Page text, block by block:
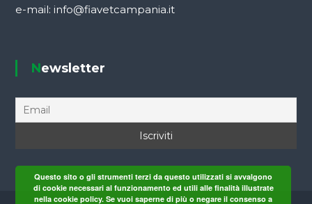
c
o
e-mail: info@fiavetcampania.it
Newsletter
Questo sito o gli strumenti terzi da questo utilizzati si avvalgono
di cookie necessari al funzionamento ed utili alle finalità illustrate
nella cookie policy. Se vuoi saperne di più o negare il consenso a